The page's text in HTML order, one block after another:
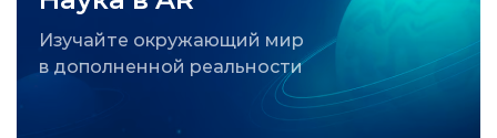
Изучайте окружающий мир
в дополненной реальности